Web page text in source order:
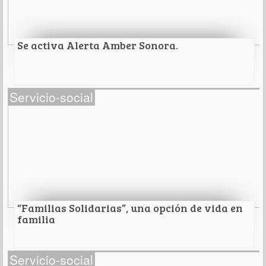
Leer Más
Se activa Alerta Amber Sonora.
Se activa Alerta Amber Sonora.
Leer Más
Servicio-social
“Familias Solidarias”, una opción de vida en
familia
“Familias Solidarias”, una opción de vida en
Servicio-social